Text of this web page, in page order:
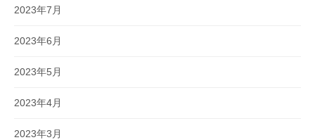
2023年7月
2023年6月
2023年5月
2023年4月
2023年3月